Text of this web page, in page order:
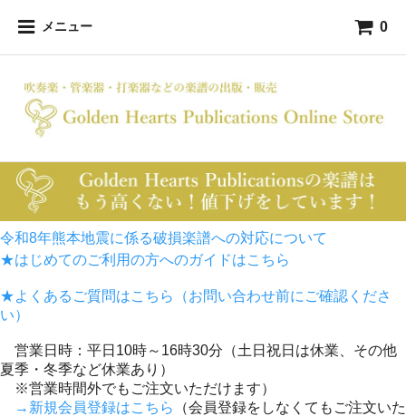
メニュー 0
令和8年熊本地震に係る破損楽譜への対応について
★はじめてのご利用の方へのガイドはこちら
★よくあるご質問はこちら（お問い合わせ前にご確認くださ
い）
営業日時：平日10時～16時30分（土日祝日は休業、その他
夏季・冬季など休業あり）
※営業時間外でもご注文いただけます）
→新規会員登録はこちら
（会員登録をしなくてもご注文いた